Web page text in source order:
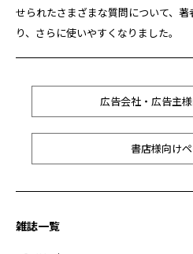
せられたさまざまな質問について、
り、さらに使いやすくなりました。
広告会社・広告主
書店様向け
雑誌一覧